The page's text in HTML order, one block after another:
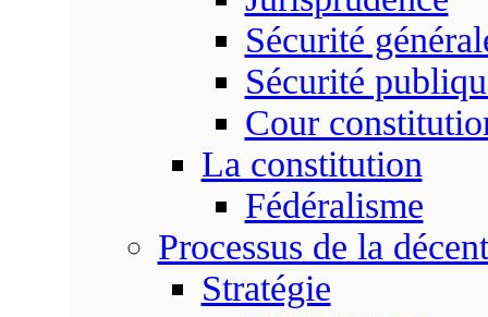
Sécurité
Sécurité
Cour
La constitution
Fédéralisme
Processus de la
Stratégie